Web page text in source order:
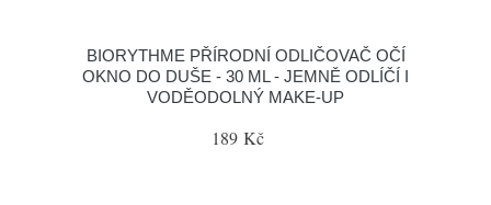
BIORYTHME PŘÍRODNÍ ODLIČOVAČ OČÍ
OKNO DO DUŠE - 30 ML - JEMNĚ ODLÍČÍ I
VODĚODOLNÝ MAKE-UP
189 Kč